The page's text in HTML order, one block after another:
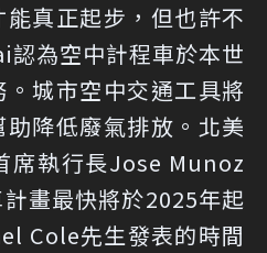
真正起步，但也許不
為空中計程車於本世
城市空中交通工具將
降低廢氣排放。北美
席執行長Jose Munoz
畫最快將於2025年起
Cole先生發表的時間